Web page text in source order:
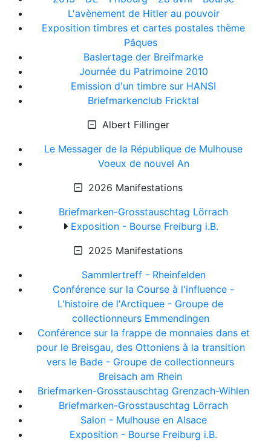
L'avènement de Hitler au pouvoir
Exposition timbres et cartes postales thème
Pâques
Baslertage der Breifmarke
Journée du Patrimoine 2010
Emission d'un timbre sur HANSI
Briefmarkenclub Fricktal
Albert Fillinger
Le Messager de la République de Mulhouse
Voeux de nouvel An
2026 Manifestations
Briefmarken-Grosstauschtag Lörrach
Exposition - Bourse Freiburg i.B.
2025 Manifestations
Sammlertreff - Rheinfelden
Conférence sur la Course à l'influence -
L'histoire de l'Arctiquee - Groupe de
collectionneurs Emmendingen
Conférence sur la frappe de monnaies dans et
pour le Breisgau, des Ottoniens à la transition
vers le Bade - Groupe de collectionneurs
Breisach am Rhein
Briefmarken-Grosstauschtag Grenzach-Wihlen
Briefmarken-Grosstauschtag Lörrach
Salon - Mulhouse en Alsace
Exposition - Bourse Freiburg i.B.